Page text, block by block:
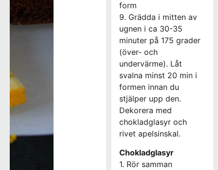
form
9. Grädda i mitten av
ugnen i ca 30-35
minuter på 175 grader
(över- och
undervärme). Låt
svalna minst 20 min i
formen innan du
stjälper upp den.
Dekorera med
chokladglasyr och
rivet apelsinskal.
Chokladglasyr
1. Rör samman